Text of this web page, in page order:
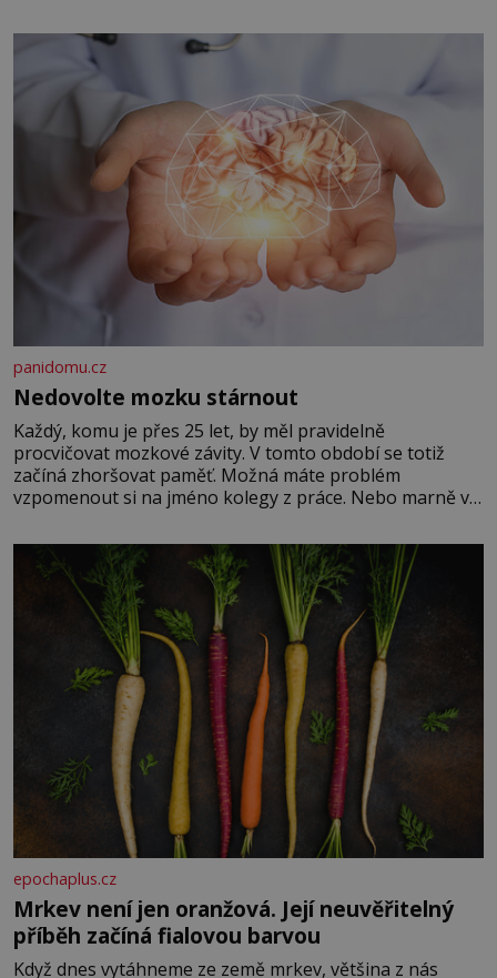
panidomu.cz
Nedovolte mozku stárnout
Každý, komu je přes 25 let, by měl pravidelně
procvičovat mozkové závity. V tomto období se totiž
začíná zhoršovat paměť. Možná máte problém
vzpomenout si na jméno kolegy z práce. Nebo marně v
Je to opravdu tak, s věkem jako kdyby se paměť
rozhodla stávkovat. Cvičte
epochaplus.cz
Mrkev není jen oranžová. Její neuvěřitelný
příběh začíná fialovou barvou
Když dnes vytáhneme ze země mrkev, většina z nás